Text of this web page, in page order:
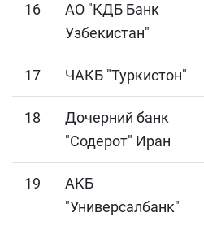
16
АО "КДБ Банк
Узбекистан"
17 ЧАКБ "Туркистон"
18
Дочерний банк
"Содерот" Иран
19
АКБ
"Универсалбанк"